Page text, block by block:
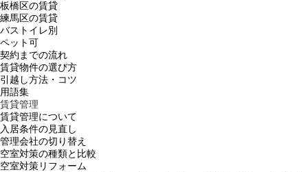
板橋区の賃貸
練馬区の賃貸
バストイレ別
ペット可
契約までの流れ
賃貸物件の選び方
引越し方法・コツ
用語集
賃貸管理
賃貸管理について
入居条件の見直し
管理会社の切り替え
空室対策の種類と比較
空室対策リフォーム